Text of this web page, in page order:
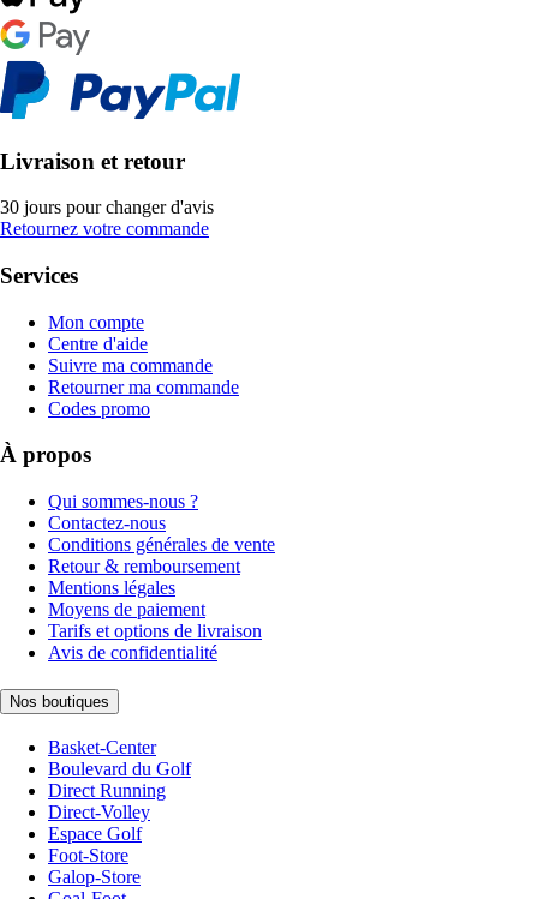
Livraison et retour
30 jours pour changer d'avis
Retournez votre commande
Services
Mon compte
Centre d'aide
Suivre ma commande
Retourner ma commande
Codes promo
À propos
Qui sommes-nous ?
Contactez-nous
Conditions générales de vente
Retour & remboursement
Mentions légales
Moyens de paiement
Tarifs et options de livraison
Avis de confidentialité
Nos boutiques
Basket-Center
Boulevard du Golf
Direct Running
Direct-Volley
Espace Golf
Foot-Store
Galop-Store